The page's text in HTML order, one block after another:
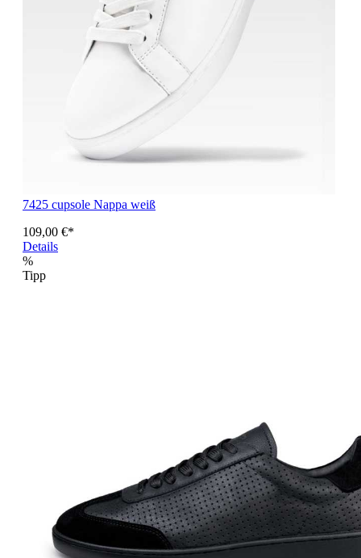
7425 cupsole Nappa weiß
109,00 €*
Details
%
Tipp